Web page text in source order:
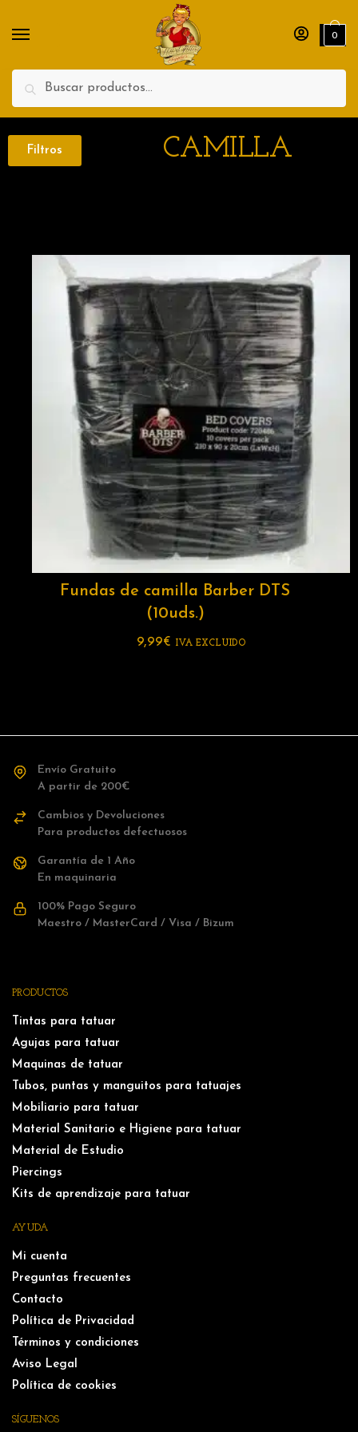
Search
0
Filtros CAMILLA
Fundas de camilla Barber DTS
(10uds.)
9,99€ IVA EXCLUIDO
Envío Gratuito
A partir de 200€
Cambios y Devoluciones
Para productos defectuosos
Garantía de 1 Año
En maquinaria
100% Pago Seguro
Maestro / MasterCard / Visa / Bizum
PRODUCTOS
Tintas para tatuar
Agujas para tatuar
Maquinas de tatuar
Tubos, puntas y manguitos para tatuajes
Mobiliario para tatuar
Material Sanitario e Higiene para tatuar
Material de Estudio
Piercings
Kits de aprendizaje para tatuar
AYUDA
Mi cuenta
Preguntas frecuentes
Contacto
Política de Privacidad
Términos y condiciones
Aviso Legal
Política de cookies
SÍGUENOS